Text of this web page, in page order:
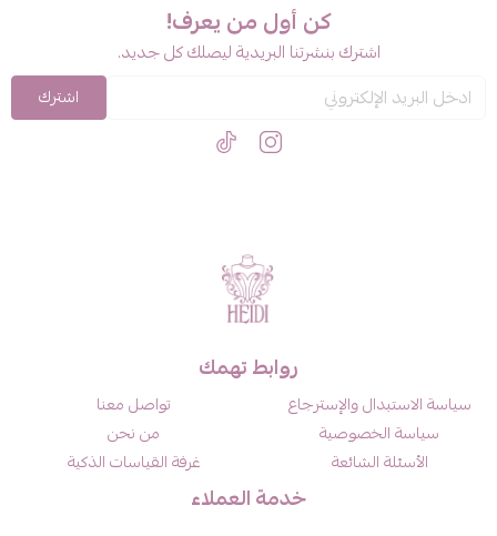
كن أول من يعرف!
اشترك بنشرتنا البريدية ليصلك كل جديد.
اشترك
روابط تهمك
سياسة الاستبدال والإسترجاع
سياسة الخصوصية
الأسئلة الشائعة
تواصل معنا
من نحن
غرفة القياسات الذكية
خدمة العملاء